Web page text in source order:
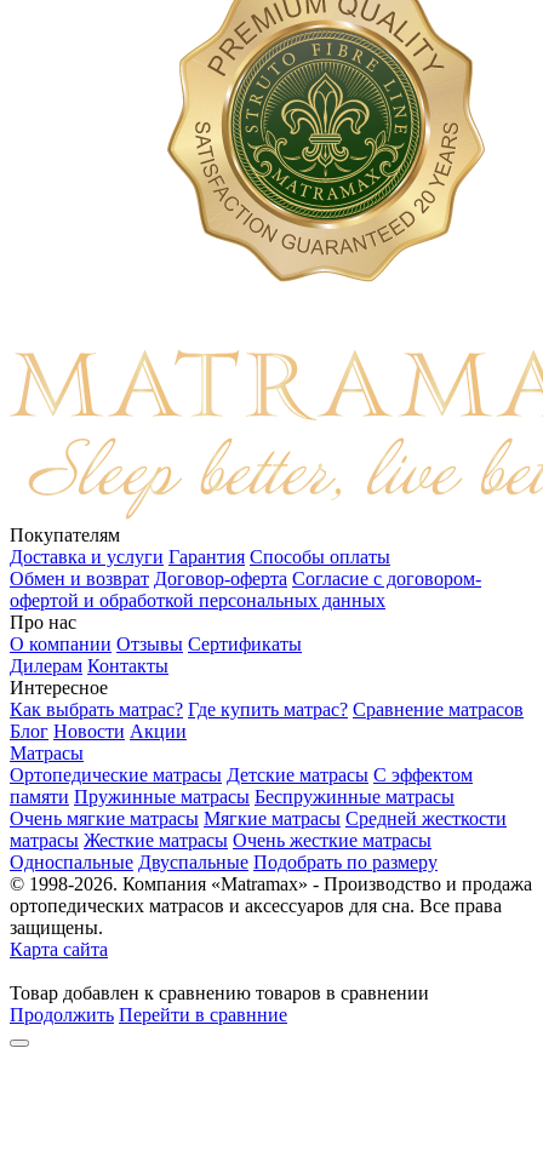
Покупателям
Доставка и услуги Гарантия Способы оплаты
Обмен и возврат Договор-оферта Согласие с договором-
офертой и обработкой персональных данных
Про нас
О компании Отзывы Сертификаты
Дилерам Контакты
Интересное
Как выбрать матрас? Где купить матрас? Сравнение матрасов
Блог Новости Акции
Матрасы
Ортопедические матрасы Детские матрасы С эффектом
памяти Пружинные матрасы Беспружинные матрасы
Очень мягкие матрасы Мягкие матрасы Средней жесткости
матрасы Жесткие матрасы Очень жесткие матрасы
Односпальные Двуспальные Подобрать по размеру
© 1998-2026. Компания «Matramax» - Производство и продажа
ортопедических матрасов и аксессуаров для сна. Все права
защищены.
Карта сайта
Товар добавлен к сравнению товаров в сравнении
Продолжить Перейти в сравнние